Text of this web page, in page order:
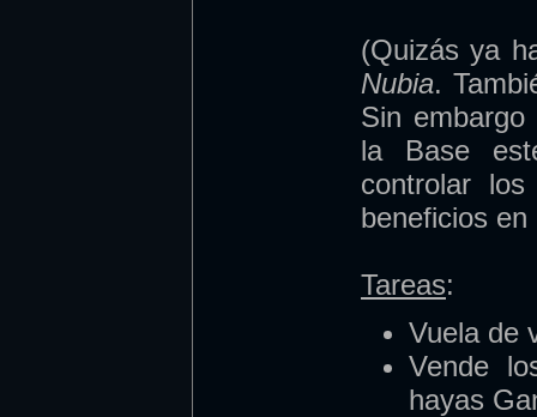
(Quizás ya
Nubia.
Sin
la Base
controlar
beneficios
Tareas:
Vuela de
Vende
hayas